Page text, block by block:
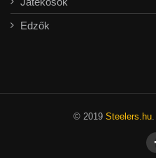
Edzők
© 2019 Steelers.hu